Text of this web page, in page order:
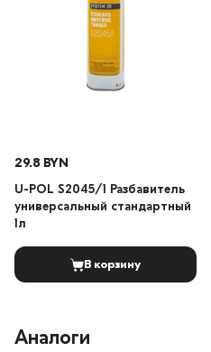
29.8 BYN
U-POL S2045/1 Разбавитель
универсальный стандартный
1л
В корзину
Аналоги